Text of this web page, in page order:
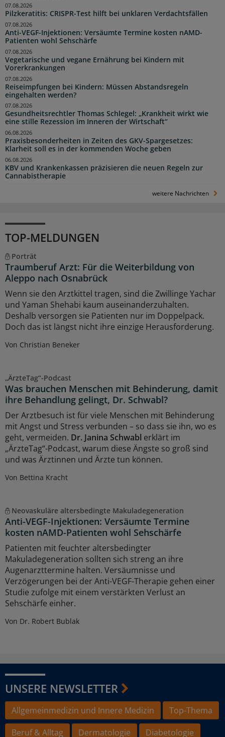
Pilzkeratitis: CRISPR-Test hilft bei unklaren Verdachtsfällen
07.08.2026
Anti-VEGF-Injektionen: Versäumte Termine kosten nAMD-
Patienten wohl Sehschärfe
07.08.2026
Vegetarische und vegane Ernährung bei Kindern mit
Vorerkrankungen
07.08.2026
Reiseimpfungen bei Kindern: Müssen Abstandsregeln
eingehalten werden?
07.08.2026
Gesundheitsrechtler Thomas Schlegel: „Krankheit wirkt wie
eine stille Rezession im Inneren der Wirtschaft“
07.08.2026
Praxisbesonderheiten in Zeiten des GKV-Spargesetzes:
Klarheit soll es in der kommenden Woche geben
06.08.2026
KBV und Krankenkassen präzisieren die neuen Regeln zur
Cannabistherapie
06.08.2026
weitere Nachrichten
TOP-MELDUNGEN
Porträt
Traumberuf Arzt: Für die Weiterbildung von
Aleppo nach Osnabrück
Wenn sie den Arztkittel tragen, sind die Zwillinge Yachar
und Yaman Shehabi kaum auseinanderzuhalten.
Deshalb versorgen sie Patienten nur im Doppelpack.
Doch das ist längst nicht ihre einzige Herausforderung.
Von Christian Beneker
„ÄrzteTag“-Podcast
Was brauchen Menschen mit Behinderung, damit
ihre Behandlung gelingt, Dr. Schwabl?
Der Arztbesuch ist für viele Menschen mit Behinderung
mit Angst und Stress verbunden – so dass sie ihn, wo es
geht, vermeiden. Dr. Janina Schwabl erklärt im
„ÄrzteTag“-Podcast, warum diese Ängste so groß sind
und was Ärztinnen und Ärzte tun können.
Von Bettina Kracht
Neovaskuläre altersbedingte Makuladegeneration
Anti-VEGF-Injektionen: Versäumte Termine
kosten nAMD-Patienten wohl Sehschärfe
Patienten mit feuchter altersbedingter
Makuladegeneration sollten sich streng an ihre
Augenarzttermine halten. Versäumnisse und
Verzögerungen bei der Anti-VEGF-Therapie gehen einer
Studie zufolge mit einem verstärkten Verlust an
Sehschärfe einher.
Von Dr. Robert Bublak
UNSERE NEWSLETTER
Allgemeinmedizin und Innere Medizin
Top-Thema
Beruf & Alltag
Dermatologie Diabetologie